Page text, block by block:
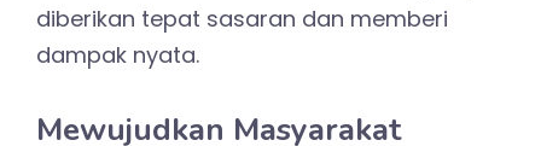
diberikan tepat sasaran dan memberi
dampak nyata.
Mewujudkan Masyarakat